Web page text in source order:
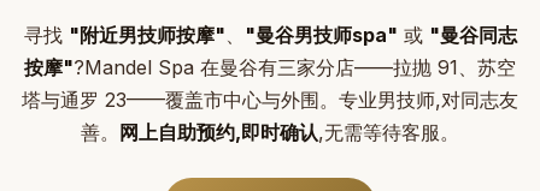
寻找 "附近男技师按摩"、 "曼谷男技师spa" 或 "曼谷同志
按摩"?Mandel Spa 在曼谷有三家分店——拉抛 91、苏空
塔与通罗 23——覆盖市中心与外围。专业男技师,对同志友
善。
网上自助预约,即时确认,无需等待客服。